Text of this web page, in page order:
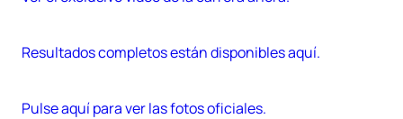
Resultados completos están disponibles aquí.
Pulse aquí para ver las fotos oficiales.